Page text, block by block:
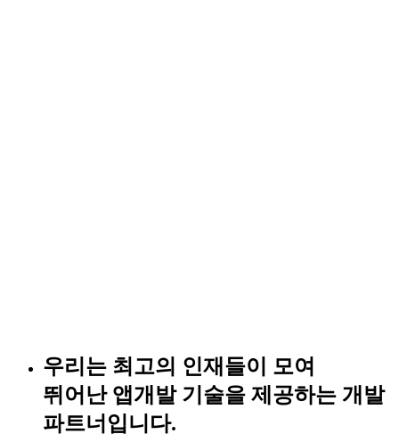
우리는 최고의 인재들이 모여
뛰어난 앱개발 기술을 제공하는 개발
파트너입니다.